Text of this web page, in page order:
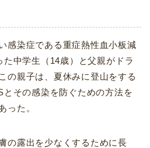
感染症である重症熱性血小板減
中学生（14歳）と父親がドラ
の親子は、夏休みに登山をする
その感染を防ぐための方法を
った。
の露出を少なくするために長